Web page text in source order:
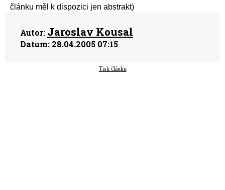
článku měl k dispozici jen abstrakt)
Autor: Jaroslav Kousal
Datum: 28.04.2005 07:15
Tisk článku